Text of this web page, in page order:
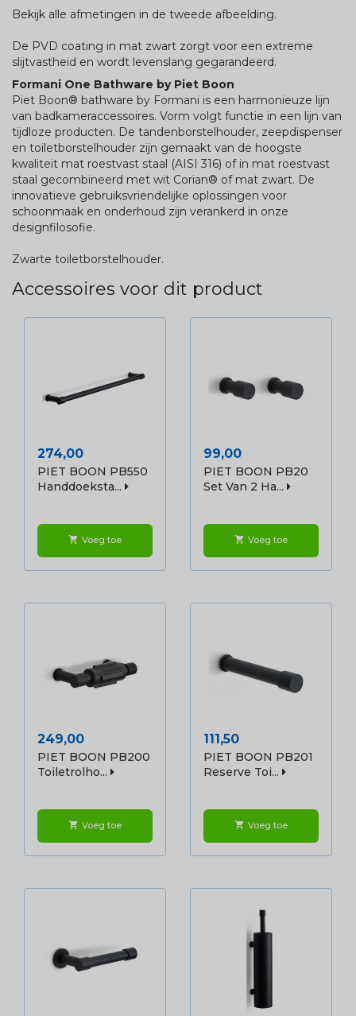
Bekijk alle afmetingen in de tweede afbeelding.
De PVD coating in mat zwart zorgt voor een extreme
slijtvastheid en wordt levenslang gegarandeerd.
Formani One Bathware by Piet Boon
Piet Boon® bathware by Formani is een harmonieuze lijn
van badkameraccessoires. Vorm volgt functie in een lijn van
tijdloze producten. De tandenborstelhouder, zeepdispenser
en toiletborstelhouder zijn gemaakt van de hoogste
kwaliteit mat roestvast staal (AISI 316) of in mat roestvast
staal gecombineerd met wit Corian® of mat zwart. De
innovatieve gebruiksvriendelijke oplossingen voor
schoonmaak en onderhoud zijn verankerd in onze
designfilosofie.
Zwarte toiletborstelhouder.
Accessoires voor dit product
Prijs
274,00
PIET BOON PB550
Handdoeksta...
shopping_cart Voeg toe
Prijs
99,00
PIET BOON PB20
Set Van 2 Ha...
shopping_cart Voeg toe
Prijs
249,00
PIET BOON PB200
Toiletrolho...
shopping_cart Voeg toe
Prijs
111,50
PIET BOON PB201
Reserve Toi...
shopping_cart Voeg toe